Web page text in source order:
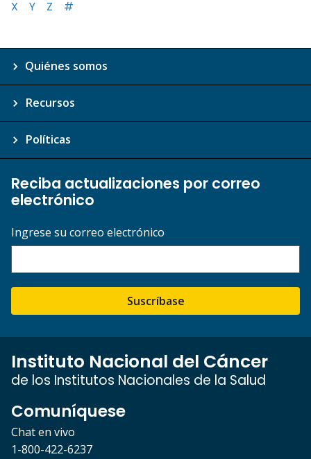
X
Y Z #
Quiénes somos
Recursos
Políticas
Reciba actualizaciones por correo
electrónico
Ingrese su correo electrónico
Suscríbase
Instituto Nacional del Cáncer
de los Institutos Nacionales de la Salud
Comuníquese
Chat en vivo
1-800-422-6237